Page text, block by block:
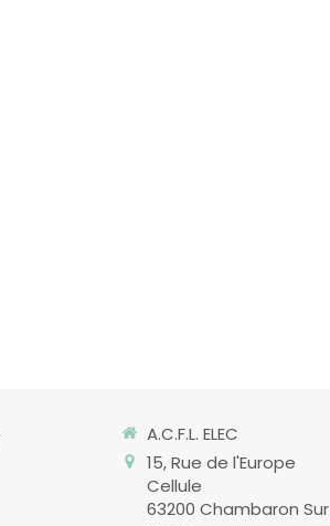
A.C.F.L. ELEC
15, Rue de l'Europe
Cellule
63200 Chambaron Sur